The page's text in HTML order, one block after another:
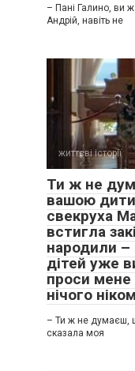
– Пані Галино, ви
Андрій, навіть не
життєві історії
Ти ж не
вашою
свекруха
встигла
народили –
дітей уже
проси мене
нічого
– Ти ж не думаєш,
сказала моя